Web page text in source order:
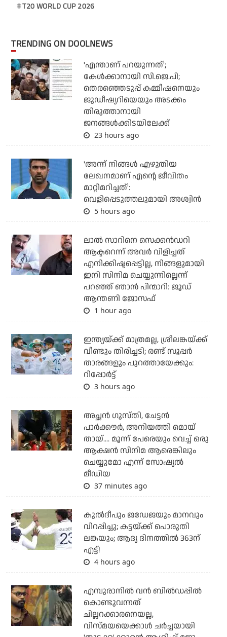
T20 WORLD CUP 2026
TRENDING ON DOOLNEWS
'എന്താണ് പറയുന്നത്';
കേള്‍ക്കാനായി സി.ജെ.പി;
തെരഞ്ഞെടുപ്പ് കമ്മീഷനെയും
ജുഡീഷ്യറിയെയും അടക്കം
തിരുത്താനായി
ജനങ്ങള്‍ക്കിടയിലേക്ക്
23 hours ago
'അന്ന് നിങ്ങള്‍ എഴുതിയ
ലേഖനമാണ് എന്റെ ജീവിതം
മാറ്റിമറിച്ചത്':
വെളിപ്പെടുത്തലുമായി അശ്വിന്‍
5 hours ago
ലാല്‍ സാറിനെ സെക്കന്‍ഡറി
ആക്ടറെന്ന് അവര്‍ വിളിച്ചത്
എനിക്കിഷ്ടപ്പെട്ടില്ല, നിങ്ങളുമായി
ഇനി സിനിമ ചെയ്യുന്നില്ലെന്ന്
പറഞ്ഞ് ഞാന്‍ പിന്മാറി: ജൂഡ്
ആന്തണി ജോസഫ്
1 hour ago
ഇന്ത്യയ്ക്ക് മാത്രമല്ല, ശ്രീലങ്കയ്ക്ക്
വീണ്ടും തിരിച്ചടി; രണ്ട് സൂപ്പര്‍
താരങ്ങളും പുറത്തായേക്കും:
റിപ്പോര്‍ട്ട്
3 hours ago
അച്ഛന്‍ ഗുസ്തി, ചേട്ടന്‍
പാര്‍ക്കൗര്‍, അനിയത്തി മൊയ്
തായ്.... മൂന്ന് പേരെയും വെച്ച് ഒരു
ആക്ഷന്‍ സിനിമ ആരെങ്കിലും
ചെയ്യുമോ എന്ന് സോഷ്യല്‍
മീഡിയ
37 minutes ago
കുല്‍ദീപും ജഡേജയും മാനവും
വിറപ്പിച്ചു; കട്ടയ്ക്ക് പൊരുതി
ലങ്കയും; ആദ്യ ദിനത്തില്‍ 363ന്
എട്ട്!
4 hours ago
എമ്പുരാനില്‍ വന്‍ ബില്‍ഡപ്പില്‍
കൊണ്ടുവന്നത്
ചില്ലറക്കാരനെയല്ല,
വിസ്മയയെക്കാള്‍ ചര്‍ച്ചയായി